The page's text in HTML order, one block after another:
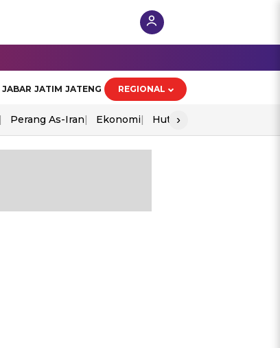
JABAR JATIM JATENG REGIONAL
Perang As-Iran Ekonomi Hut Ri
›